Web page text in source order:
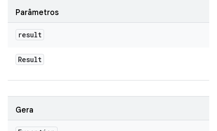
Parâmetros
result
Result
Gera